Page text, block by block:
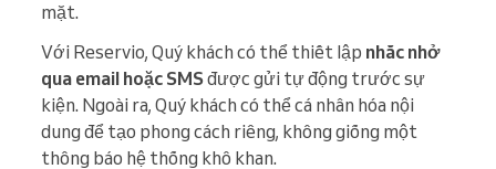
mặt.
Với Reservio, Quý khách có thể thiết lập nhắc nhở
qua email hoặc SMSđược gửi tự động trước sự
kiện. Ngoài ra, Quý khách có thể cá nhân hóa nội
dung để tạo phong cách riêng, không giống một
thông báo hệ thống khô khan.